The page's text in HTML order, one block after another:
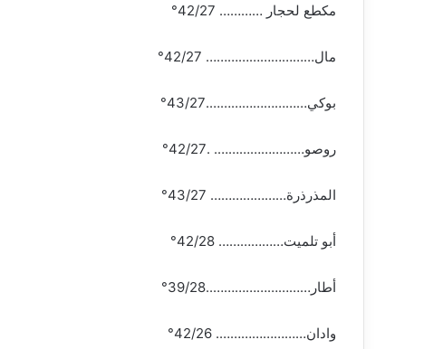
مكطع لحجار ………… 42/27°
مال………………………… 42/27°
بوكي……………………….43/27°
روصو……………………. .42/27°
المذرذرة………………… 43/27°
أبو تلميت……………… 42/28°
أطار………………………..39/28°
وادان……………………. 42/26°